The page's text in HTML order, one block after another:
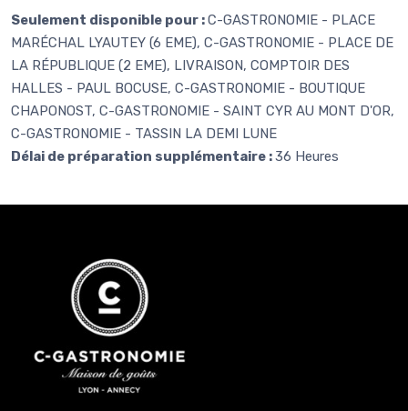
Seulement disponible pour :C-GASTRONOMIE - PLACE
MARÉCHAL LYAUTEY (6 EME), C-GASTRONOMIE - PLACE DE
LA RÉPUBLIQUE (2 EME), LIVRAISON, COMPTOIR DES
HALLES - PAUL BOCUSE, C-GASTRONOMIE - BOUTIQUE
CHAPONOST, C-GASTRONOMIE - SAINT CYR AU MONT D'OR,
C-GASTRONOMIE - TASSIN LA DEMI LUNE
Délai de préparation supplémentaire :36 Heures